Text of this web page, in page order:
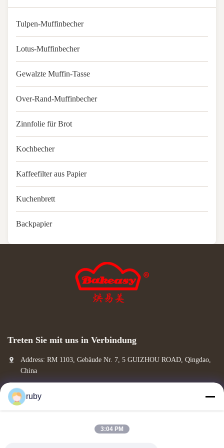
Tulpen-Muffinbecher
Lotus-Muffinbecher
Gewalzte Muffin-Tasse
Over-Rand-Muffinbecher
Zinnfolie für Brot
Kochbecher
Kaffeefilter aus Papier
Kuchenbrett
Backpapier
Treten Sie mit uns in Verbindung
Address: RM 1103, Gebäude Nr. 7, 5 GUIZHOU ROAD, Qingdao,
China
Telefon: 86-0532-82672109
ruby
3:04 PM